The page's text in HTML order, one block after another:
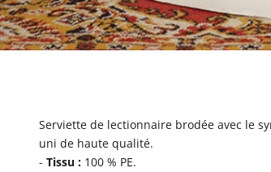
Serviette de lectionnaire brodée avec le
uni de haute qualité.
- Tissu : 100 % PE.